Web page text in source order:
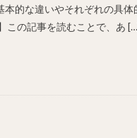
的な違いやそれぞれの具
この記事を読むことで、あ